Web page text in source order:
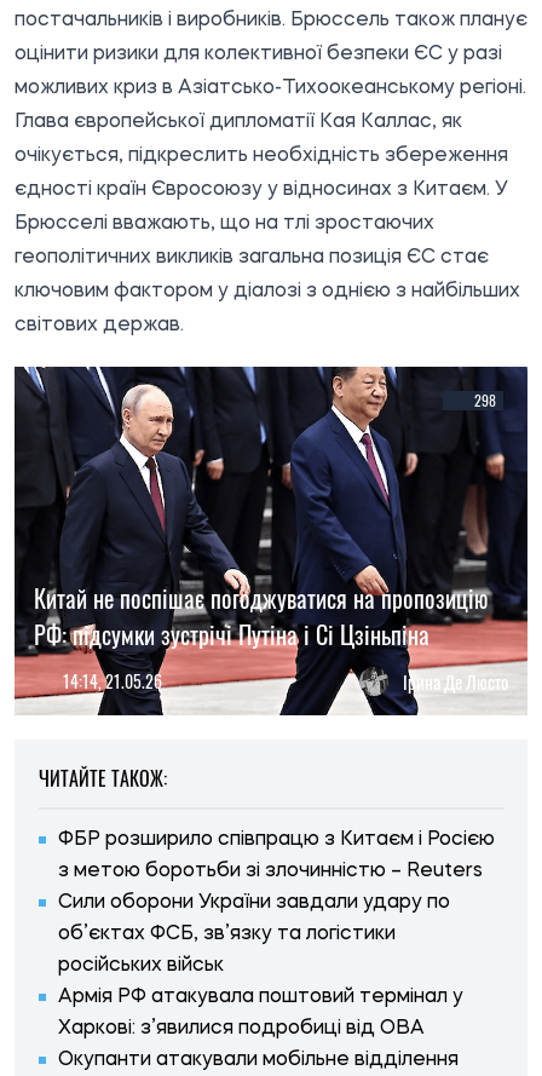
постачальників і виробників. Брюссель також планує
оцінити ризики для колективної безпеки ЄС у разі
можливих криз в Азіатсько-Тихоокеанському регіоні.
Глава європейської дипломатії Кая Каллас, як
очікується, підкреслить необхідність збереження
єдності країн Євросоюзу у відносинах з Китаєм. У
Брюсселі вважають, що на тлі зростаючих
геополітичних викликів загальна позиція ЄС стає
ключовим фактором у діалозі з однією з найбільших
світових держав.
298
Китай не поспішає погоджуватися на пропозицію
РФ: підсумки зустрічі Путіна і Сі Цзіньпіна
14:14, 21.05.26 Ірина Де Люсто
ЧИТАЙТЕ ТАКОЖ:
ФБР розширило співпрацю з Китаєм і Росією
з метою боротьби зі злочинністю – Reuters
Сили оборони України завдали удару по
об’єктах ФСБ, зв’язку та логістики
російських військ
Армія РФ атакувала поштовий термінал у
Харкові: з’явилися подробиці від ОВА
Окупанти атакували мобільне відділення